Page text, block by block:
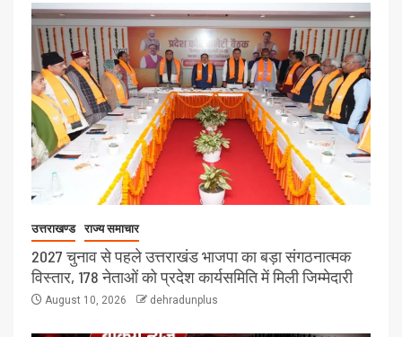
उत्तराखण्ड राज्य समाचार
2027 चुनाव से पहले उत्तराखंड भाजपा का बड़ा संगठनात्मक
विस्तार, 178 नेताओं को प्रदेश कार्यसमिति में मिली जिम्मेदारी
August 10, 2026 dehradunplus